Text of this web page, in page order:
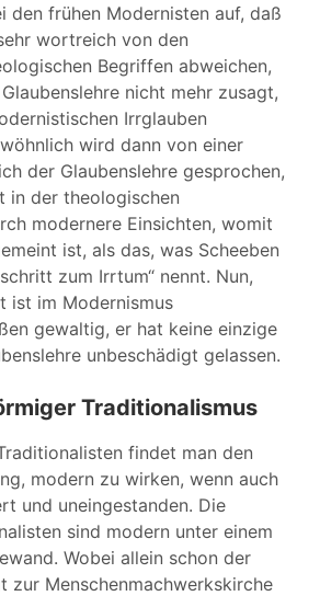
den frühen Modernisten auf, daß
wortreich von den
Begriffen abweichen,
nicht mehr zusagt,
Irrglauben
wird dann von einer
der Glaubenslehre gesprochen,
in der theologischen
modernere Einsichten, womit
ist, als das, was Scheeben
zum Irrtum“ nennt. Nun,
ist im Modernismus
gewaltig, er hat keine einzige
unbeschädigt gelassen.
Traditionalismus
findet man den
modern zu wirken, wenn auch
und uneingestanden. Die
sind modern unter einem
Wobei allein schon der
zur Menschenmachwerkskirche